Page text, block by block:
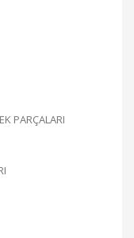
PARÇALARI